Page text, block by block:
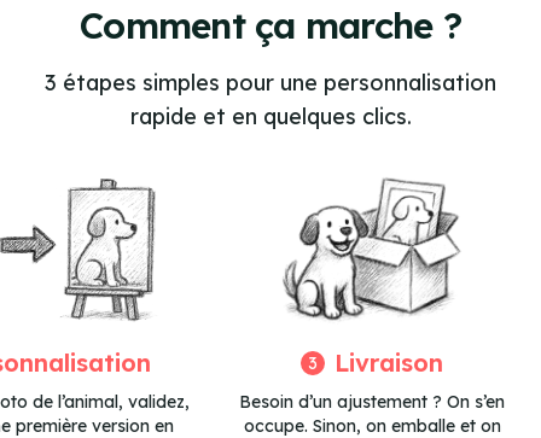
Comment ça marche ?
3 étapes simples pour une personnalisation
rapide et en quelques clics.
de l’animal, validez,
première version en
3 Livraison
Besoin d’un ajustement ? On s’en
occupe. Sinon, on emballe et on